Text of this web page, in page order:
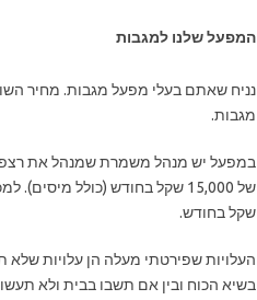
המפעל שלנו למגבות
מגבות.
שקל בחודש.
העלויות שפירטתי מעלה הן עלויות